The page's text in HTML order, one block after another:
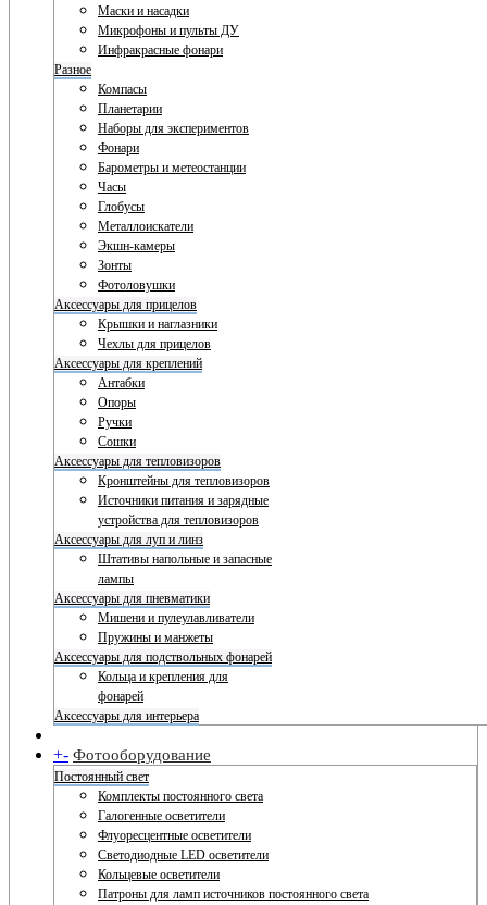
Маски и насадки
Микрофоны и пульты ДУ
Инфракрасные фонари
Разное
Компасы
Планетарии
Наборы для экспериментов
Фонари
Барометры и метеостанции
Часы
Глобусы
Металлоискатели
Экшн-камеры
Зонты
Фотоловушки
Аксессуары для прицелов
Крышки и наглазники
Чехлы для прицелов
Аксессуары для креплений
Антабки
Опоры
Ручки
Сошки
Аксессуары для тепловизоров
Кронштейны для тепловизоров
Источники питания и зарядные
устройства для тепловизоров
Аксессуары для луп и линз
Штативы напольные и запасные
лампы
Аксессуары для пневматики
Мишени и пулеулавливатели
Пружины и манжеты
Аксессуары для подствольных фонарей
Кольца и крепления для
фонарей
Аксессуары для интерьера
+- Фотооборудование
Постоянный свет
Комплекты постоянного света
Галогенные осветители
Флуоресцентные осветители
Светодиодные LED осветители
Кольцевые осветители
Патроны для ламп источников постоянного света